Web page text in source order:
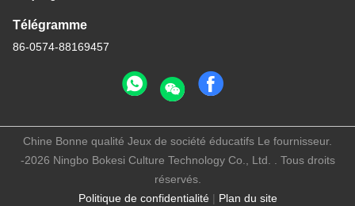
Télégramme
86-0574-88169457
Politique de confidentialité| Plan du site
Chine Bonne qualité Jeux de société éducatifs Le fournisseur.
-2026 Ningbo Bokesi Culture Technology Co., Ltd. . Tous droits
réservés.